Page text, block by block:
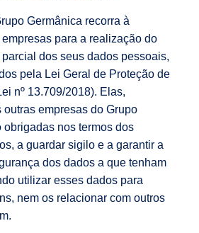
Germânica recorra à
para a realização do
dos seus dados pessoais,
pela Lei Geral de Proteção de
nº 13.709/2018). Elas,
outras empresas do Grupo
obrigadas nos termos dos
a guardar sigilo e a garantir a
dos dados a que tenham
utilizar esses dados para
nem os relacionar com outros